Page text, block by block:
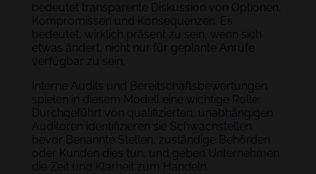
bedeutet transparente Diskussion von Optionen,
Kompromissen und Konsequenzen. Es
bedeutet, wirklich präsent zu sein, wenn sich
etwas ändert, nicht nur für geplante Anrufe
verfügbar zu sein.
Interne Audits und Bereitschaftsbewertungen
spielen in diesem Modell eine wichtige Rolle:
Durchgeführt von qualifizierten, unabhängigen
Auditoren identifizieren sie Schwachstellen,
bevor Benannte Stellen, zuständige Behörden
oder Kunden dies tun, und geben Unternehmen
die Zeit und Klarheit zum Handeln.